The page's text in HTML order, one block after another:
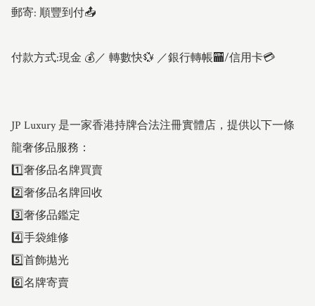
郵寄: 順豐到付📤
付款方式:現金 💰／ 轉數快💱 ／銀行轉帳🏧/信用卡💳
JP Luxury 是一家香港持牌合法注冊實體店，提供以下一條
龍奢侈品服務：
1️⃣奢侈品名牌買賣
2️⃣奢侈品名牌回收
3️⃣奢侈品鑑定
4️⃣手袋維修
5️⃣首飾拋光
6️⃣名牌寄賣